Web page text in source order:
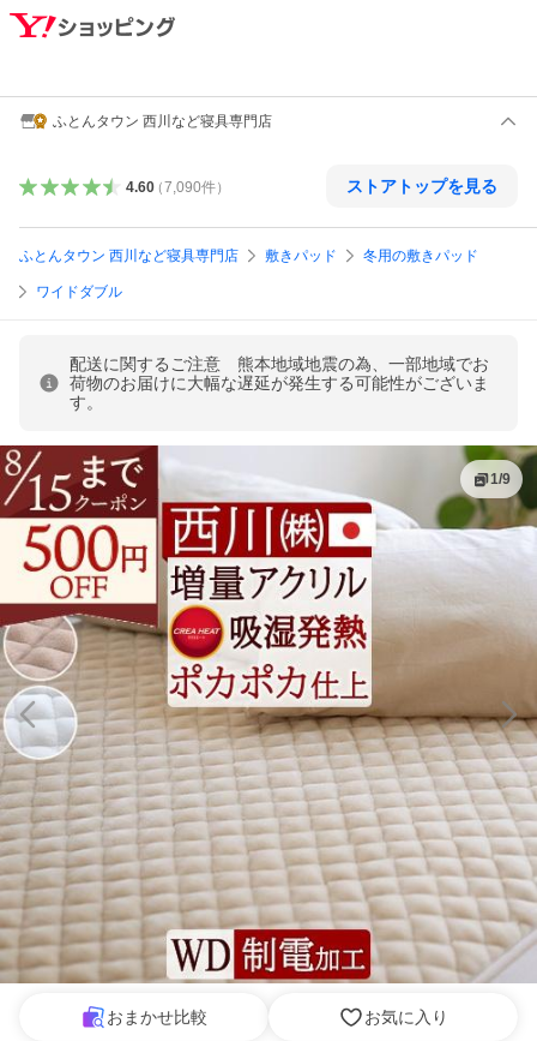
ふとんタウン 西川など寝具専門店
4.60（7,090件） ストアトップを見る
ふとんタウン 西川など寝具専門店 敷きパッド 冬用の敷きパッド
ワイドダブル
配送に関するご注意 熊本地域地震の為、一部地域でお
荷物のお届けに大幅な遅延が発生する可能性がございま
す。
1/9
おまかせ比較 お気に入り